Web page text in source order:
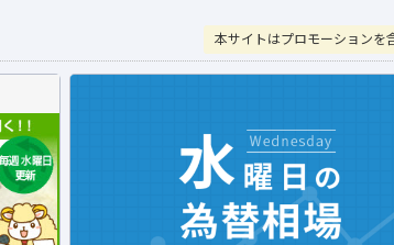
本サイトはプロモーションを